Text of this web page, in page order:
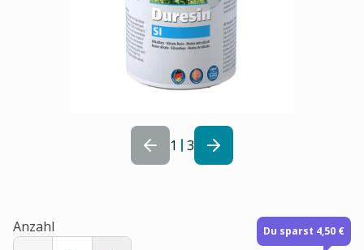
1 3
Anzahl Du sparst 4,50 €